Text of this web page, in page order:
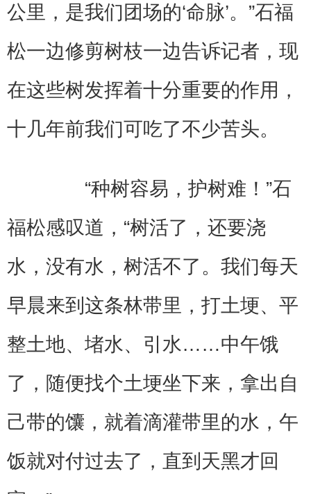
公里，是我们团场的‘命脉’。”石福
松一边修剪树枝一边告诉记者，现
在这些树发挥着十分重要的作用，
十几年前我们可吃了不少苦头。
“种树容易，护树难！”石
福松感叹道，“树活了，还要浇
水，没有水，树活不了。我们每天
早晨来到这条林带里，打土埂、平
整土地、堵水、引水……中午饿
了，随便找个土埂坐下来，拿出自
己带的馕，就着滴灌带里的水，午
饭就对付过去了，直到天黑才回